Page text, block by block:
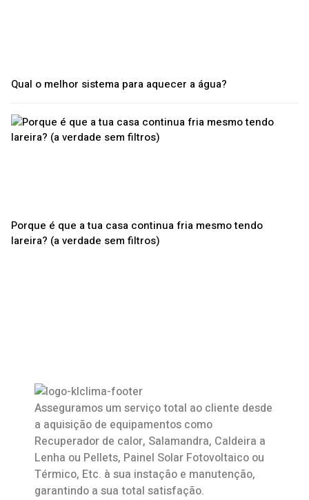
Qual o melhor sistema para aquecer a água?
Porque é que a tua casa continua fria mesmo tendo
lareira? (a verdade sem filtros)
Asseguramos um serviço total ao cliente desde
a aquisição de equipamentos como
Recuperador de calor, Salamandra, Caldeira a
Lenha ou Pellets, Painel Solar Fotovoltaico ou
Térmico, Etc. à sua instação e manutenção,
garantindo a sua total satisfação.